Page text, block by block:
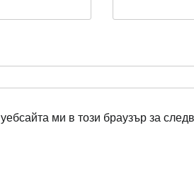
ми в този браузър за